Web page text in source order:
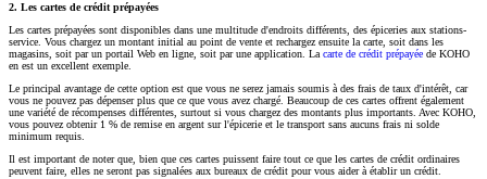
2. Les cartes de crédit prépayées
Les cartes prépayées sont disponibles dans une multitude d'endroits différents, des épiceries aux stations-
service. Vous chargez un montant initial au point de vente et rechargez ensuite la carte, soit dans les
magasins, soit par un portail Web en ligne, soit par une application. La carte de crédit prépayée de KOHO
en est un excellent exemple.
Le principal avantage de cette option est que vous ne serez jamais soumis à des frais de taux d'intérêt, car
vous ne pouvez pas dépenser plus que ce que vous avez chargé. Beaucoup de ces cartes offrent également
une variété de récompenses différentes, surtout si vous chargez des montants plus importants. Avec KOHO,
vous pouvez obtenir 1 % de remise en argent sur l'épicerie et le transport sans aucuns frais ni solde
minimum requis.
Il est important de noter que, bien que ces cartes puissent faire tout ce que les cartes de crédit ordinaires
peuvent faire, elles ne seront pas signalées aux bureaux de crédit pour vous aider à établir un crédit.